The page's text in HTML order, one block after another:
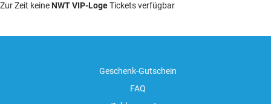
Zur Zeit keineNWT VIP-LogeTickets verfügbar
Geschenk-Gutschein
FAQ